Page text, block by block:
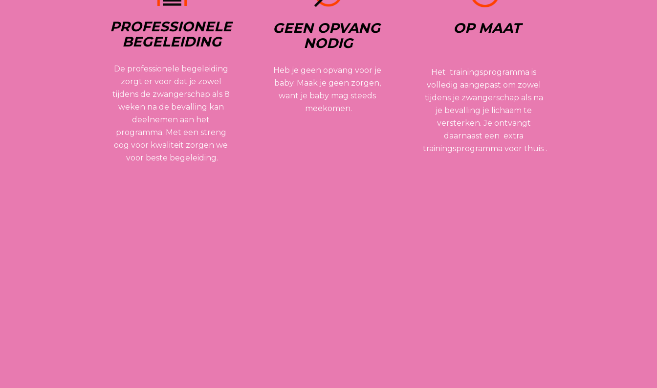
PROFESSIONELE
BEGELEIDING
De professionele begeleiding
zorgt er voor dat je zowel
tijdens de zwangerschap als 8
weken na de bevalling kan
deelnemen aan het
programma. Met een streng
oog voor kwaliteit zorgen we
voor beste begeleiding.
GEEN OPVANG
NODIG
Heb je geen opvang voor je
baby. Maak je geen zorgen,
want je baby mag steeds
meekomen.
OP MAAT
Het  trainingsprogramma is
volledig aangepast om zowel
tijdens je zwangerschap als na
je bevalling je lichaam te
versterken. Je ontvangt
daarnaast een  extra
trainingsprogramma voor thuis .